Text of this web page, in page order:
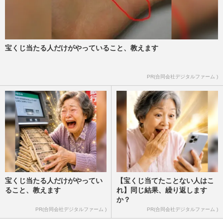
天皇陛下と秋篠宮さまに“水面下の団
結”か…高市政権の強硬な皇室典範改正に
対峙する「子を思う父親の気持…
週刊女性2026年7月7日・14日号
佳子さま、お気に入りの「カメリアワン
母から娘へ受け継がれる衣…
週刊女性PRIME
宝くじ当たる人だけがやっていること、教えます
PR(合同会社デジタルファーム )
宝くじ当たる人だけがやってい
ること、教えます
PR(合同会社デジタルファーム )
【宝くじ当てたことない人はこ
れ】同じ結果、繰り返します
か？
PR(合同会社デジタルファーム )